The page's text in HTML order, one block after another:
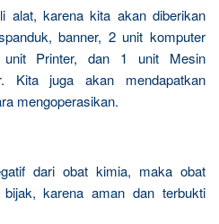
alat, karena kita akan diberikan
banner, 2 unit komputer
Printer, dan 1 unit Mesin
Kita juga akan mendapatkan
mengoperasikan.
dari obat kimia, maka obat
karena aman dan terbukti